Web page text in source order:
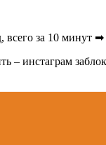
всего за 10 минут ➡
– инстаграм